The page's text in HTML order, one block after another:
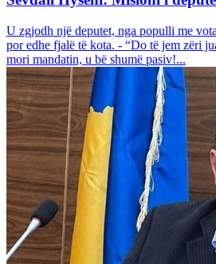
U zgjodh një deputet, nga populli me
por edhe fjalë të kota. - “Do të jem zëri
mori mandatin, u bë shumë pasiv!...